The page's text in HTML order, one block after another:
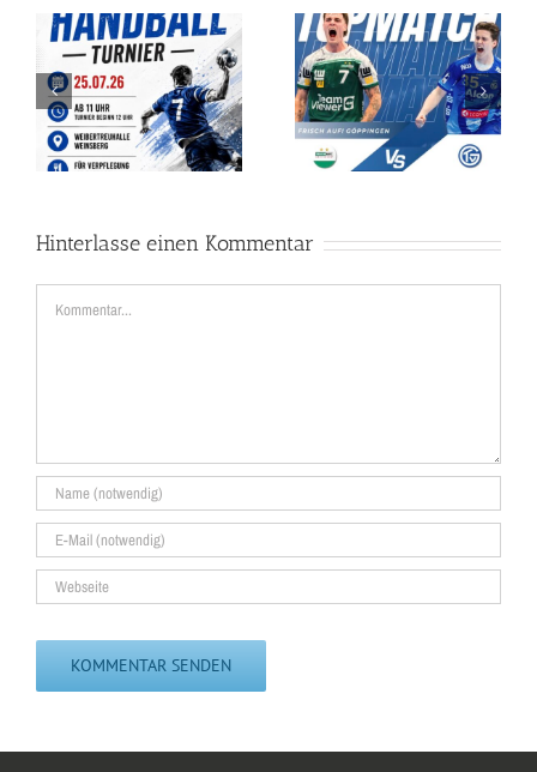
BUNDESLIGA-HANDBALL
IN DER
WEIBERTREUHALLE!
Ehrungsmatinee`
Hinterlasse einen Kommentar